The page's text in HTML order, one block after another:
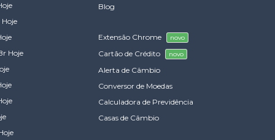
Hoje
Hoje
Blog
Extensão Chrome novo
Cartão de Crédito novo
Alerta de Câmbio
Conversor de Moedas
Calculadora de Previdência
Casas de Câmbio